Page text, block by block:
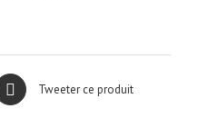
Tweeter ce produit